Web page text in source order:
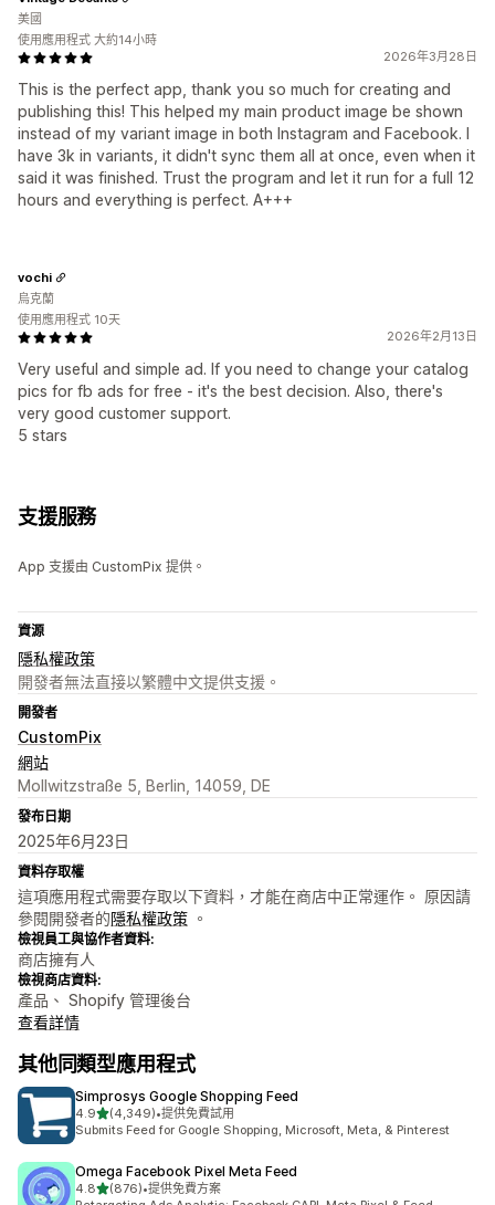
2026年3月28日
This is the perfect app, thank you so much for creating and
publishing this! This helped my main product image be shown
instead of my variant image in both Instagram and Facebook. I
have 3k in variants, it didn't sync them all at once, even when it
said it was finished. Trust the program and let it run for a full 12
hours and everything is perfect. A+++
美國
使用應用程式 大約14小時
2026年2月13日
Very useful and simple ad. If you need to change your catalog
pics for fb ads for free - it's the best decision. Also, there's
very good customer support.
5 stars
vochi
烏克蘭
使用應用程式 10天
支援服務
App 支援由 CustomPix 提供。
資源
隱私權政策
開發者無法直接以繁體中文提供支援。
開發者
CustomPix
網站
Mollwitzstraße 5, Berlin, 14059, DE
發布日期
2025年6月23日
資料存取權
這項應用程式需要存取以下資料，才能在商店中正常運作。 原因請
參閱開發者的隱私權政策 。
檢視員工與協作者資料:
商店擁有人
檢視商店資料:
產品、 Shopify 管理後台
查看詳情
其他同類型應用程式
Simprosys Google Shopping Feed
4.9滿分 5 顆星
(4,349)
共有 4349 則評價
•提供免費試用
Submits Feed for Google Shopping, Microsoft, Meta, & Pinterest
Omega Facebook Pixel Meta Feed
4.8滿分 5 顆星
(876)
共有 876 則評價
•提供免費方案